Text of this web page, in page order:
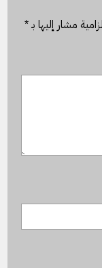
مشار إليها بـ*